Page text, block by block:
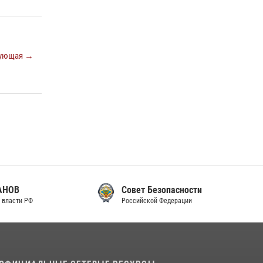
→
Совет Безопасности
Российской Федерации